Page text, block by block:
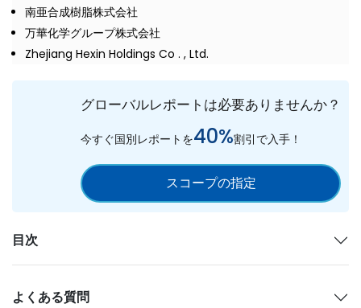
南亜合成樹脂株式会社
万華化学グループ株式会社
Zhejiang Hexin Holdings Co . , Ltd.
グローバルレポートは必要ありませんか？
今すぐ国別レポートを40%割引で入手！
スコープの指定
目次
よくある質問